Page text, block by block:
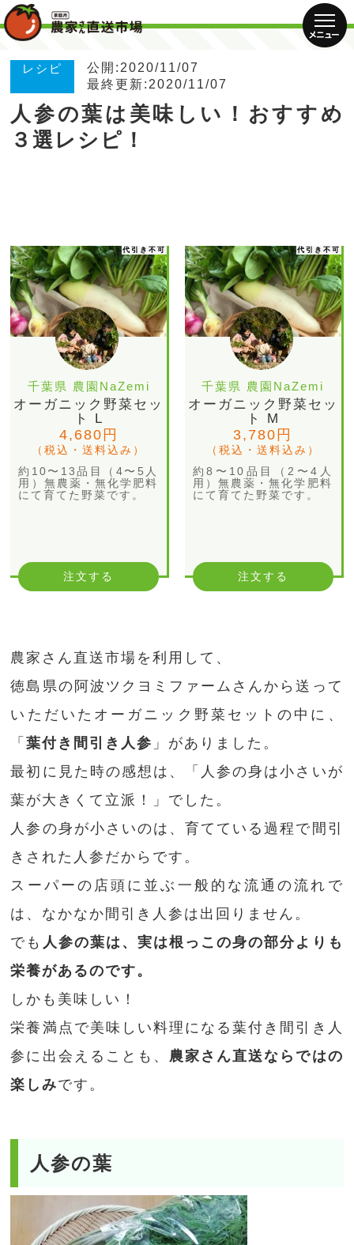
レシピ
公開:2020/11/07
最終更新:2020/11/07
人参の葉は美味しい！おすすめ
３選レシピ！
代引き不可
千葉県 農園NaZemi
オーガニック野菜セッ
ト L
4,680円
（税込・送料込み）
約10〜13品目（4〜5人
用）無農薬・無化学肥料
にて育てた野菜です。
注文する
代引き不可
千葉県 農園NaZemi
オーガニック野菜セッ
ト M
3,780円
（税込・送料込み）
約8〜10品目（2〜4人
用）無農薬・無化学肥料
にて育てた野菜です。
注文する
農家さん直送市場を利用して、
徳島県の阿波ツクヨミファームさんから送って
いただいたオーガニック野菜セットの中に、
「葉付き間引き人参 」がありました。
最初に見た時の感想は、「人参の身は小さいが
葉が大きくて立派！」でした。
人参の身が小さいのは、育てている過程で間引
きされた人参だからです。
スーパーの店頭に並ぶ一般的な流通の流れで
は、なかなか間引き人参は出回りません。
でも 人参の葉は、実は根っこの身の部分よりも
栄養があるのです。
しかも美味しい！
栄養満点で美味しい料理になる葉付き間引き人
参に出会えることも、 農家さん直送ならではの
楽しみです。
人参の葉